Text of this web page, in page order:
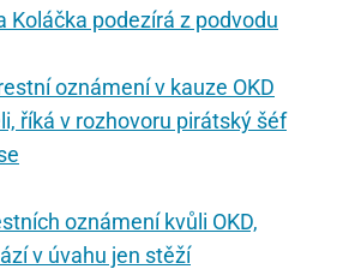
Koláčka podezírá z podvodu
oznámení v kauze OKD
říká v rozhovoru pirátský šéf
oznámení kvůli OKD,
v úvahu jen stěží